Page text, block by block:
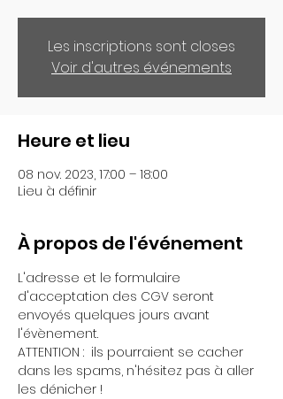
Les inscriptions sont closes
Voir d'autres événements
Heure et lieu
08 nov. 2023, 17:00 – 18:00
Lieu à définir
À propos de l'événement
L'adresse et le formulaire
d'acceptation des CGV seront
envoyés quelques jours avant
l'évènement.
ATTENTION :  ils pourraient se cacher
dans les spams, n'hésitez pas à aller
les dénicher !